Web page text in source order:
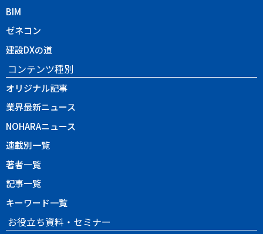
BIM
ゼネコン
建設DXの道
コンテンツ種別
オリジナル記事
業界最新ニュース
NOHARAニュース
連載別一覧
著者一覧
記事一覧
キーワード一覧
お役立ち資料・セミナー